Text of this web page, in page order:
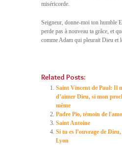
miséricorde.
Seigneur, donne-moi ton humble
perde pas à nouveau ta grâce, et
comme Adam qui pleurait Dieu et
Related Posts:
Saint Vincent de Paul: Il
d’aimer Dieu, si mon
même
Padre Pio, témoin de
Saint Antoine
Si tu es l’ouvrage de
Lyon